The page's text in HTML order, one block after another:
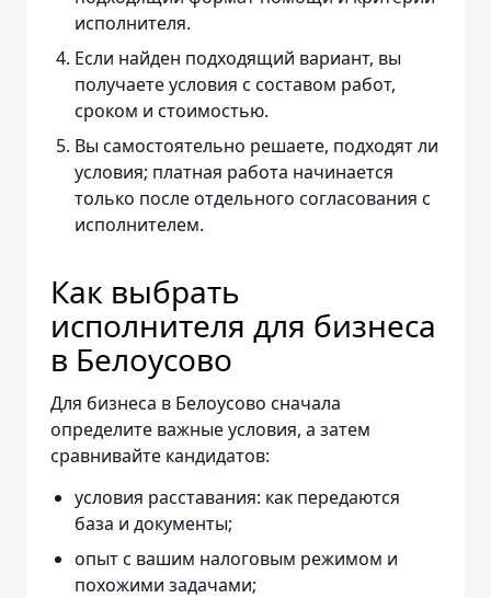
исполнителя.
Если найден подходящий вариант, вы
получаете условия с составом работ,
сроком и стоимостью.
Вы самостоятельно решаете, подходят ли
условия; платная работа начинается
только после отдельного согласования с
исполнителем.
Как выбрать
исполнителя для бизнеса
в Белоусово
Для бизнеса в Белоусово сначала
определите важные условия, а затем
сравнивайте кандидатов:
условия расставания: как передаются
база и документы;
опыт с вашим налоговым режимом и
похожими задачами;